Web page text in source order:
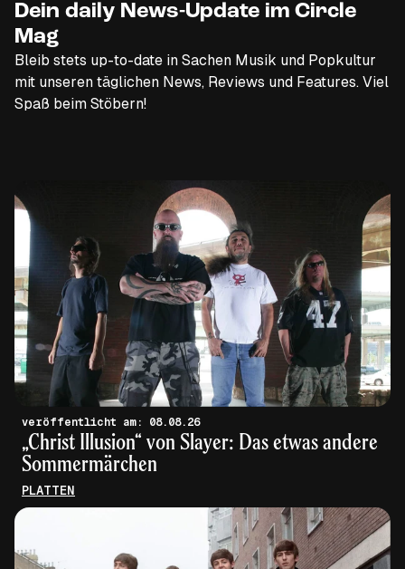
Dein daily News-Update im Circle
Mag
Bleib stets up-to-date in Sachen Musik und Popkultur
mit unseren täglichen News, Reviews und Features. Viel
Spaß beim Stöbern!
veröffentlicht am: 08.08.26
„Christ Illusion“ von Slayer: Das etwas andere
Sommermärchen
PLATTEN